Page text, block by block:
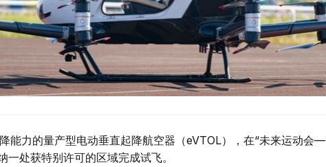
能力的量产型电动垂直起降航空器（eVTOL），在“未来运动会—
处获特别许可的区域完成试飞。